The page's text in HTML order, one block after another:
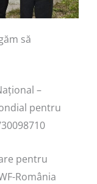
să
–
pentru
pentru
România